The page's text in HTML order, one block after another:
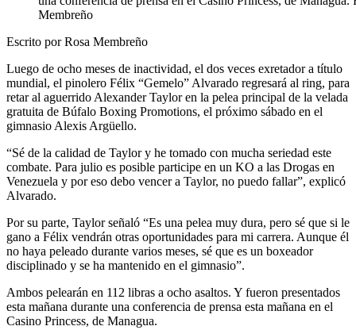
Membreño
Escrito por Rosa Membreño
Luego de ocho meses de inactividad, el dos veces exretador a título
mundial, el pinolero Félix “Gemelo” Alvarado regresará al ring, para
retar al aguerrido Alexander Taylor en la pelea principal de la velada
gratuita de Búfalo Boxing Promotions, el próximo sábado en el
gimnasio Alexis Argüello.
“Sé de la calidad de Taylor y he tomado con mucha seriedad este
combate. Para julio es posible participe en un KO a las Drogas en
Venezuela y por eso debo vencer a Taylor, no puedo fallar”, explicó
Alvarado.
Por su parte, Taylor señaló “Es una pelea muy dura, pero sé que si le
gano a Félix vendrán otras oportunidades para mi carrera. Aunque él
no haya peleado durante varios meses, sé que es un boxeador
disciplinado y se ha mantenido en el gimnasio”.
Ambos pelearán en 112 libras a ocho asaltos. Y fueron presentados
esta mañana durante una conferencia de prensa esta mañana en el
Casino Princess, de Managua.